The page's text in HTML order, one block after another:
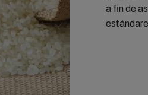
a fin de